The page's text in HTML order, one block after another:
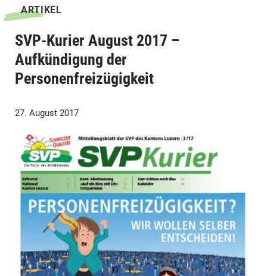
ARTIKEL
SVP-Kurier August 2017 –
Aufkündigung der
Personenfreizügigkeit
27. August 2017